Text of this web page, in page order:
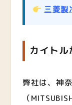
三菱製
カイトル
弊社は、神
（